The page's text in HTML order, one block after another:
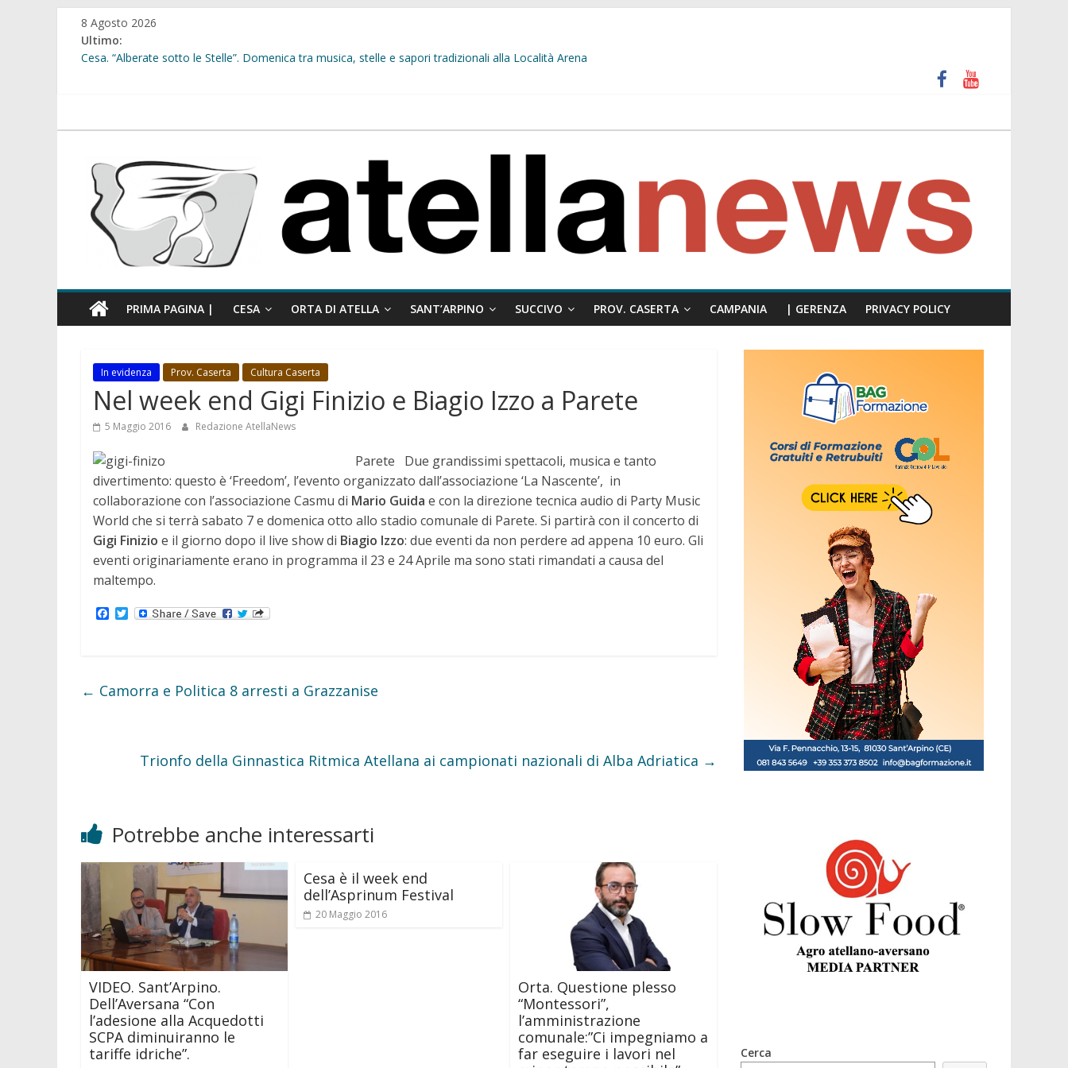
Salta
contenuto
8 Agosto 2026
Ultimo:
Cesa. “Alberate sotto le Stelle”. Domenica tra musica, stelle e sapori tradizionali alla Località Arena
Sant’Arpino. Consiglio comunale del 29 luglio, il gruppo misto:”La verità dei fatti, le bugie hanno le gambe corte. Altro che presunti insulti sessisti, parla il video del consiglio
atellanews.it
PRIMA PAGINA | CESA ORTA DI ATELLA SANT’ARPINO SUCCIVO PROV. CASERTA CAMPANIA | GERENZA PRIVACY POLICY
In evidenza Prov. Caserta Cultura Caserta
Nel week end Gigi Finizio e Biagio Izzo a Parete
5 Maggio 2016 Redazione AtellaNews
Parete Due grandissimi spettacoli, musica e tanto
divertimento: questo è ‘Freedom’, l’evento organizzato dall’associazione ‘La Nascente’, in
collaborazione con l’associazione Casmu di Mario Guida e con la direzione tecnica audio di Party Music
World che si terrà sabato 7 e domenica otto allo stadio comunale di Parete. Si partirà con il concerto di
Gigi Finizio e il giorno dopo il live show di Biagio Izzo: due eventi da non perdere ad appena 10 euro. Gli
eventi originariamente erano in programma il 23 e 24 Aprile ma sono stati rimandati a causa del
maltempo.
o
T
r
← Camorra e Politica 8 arresti a Grazzanise
Trionfo della Ginnastica Ritmica Atellana ai campionati nazionali di Alba Adriatica →
Potrebbe anche interessarti
VIDEO. Sant’Arpino.
Dell’Aversana “Con
l’adesione alla Acquedotti
SCPA diminuiranno le
tariffe idriche”.
Cesa è il week end
dell’Asprinum Festival
20 Maggio 2016
Orta. Questione plesso
“Montessori”,
l’amministrazione
comunale:”Ci impegniamo a
far eseguire i lavori nel
Cerca